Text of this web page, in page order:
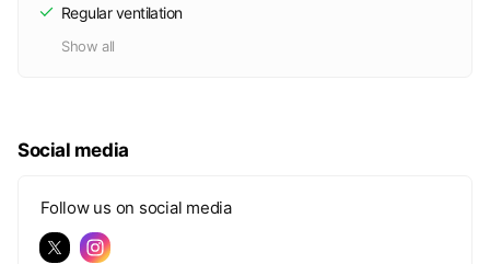
Regular ventilation
Show all
Social media
Follow us on social media